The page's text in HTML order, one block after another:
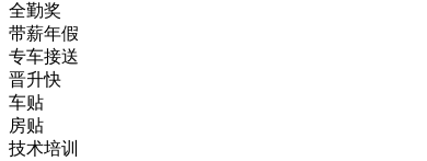
全勤奖
带薪年假
专车接送
晋升快
车贴
房贴
技术培训